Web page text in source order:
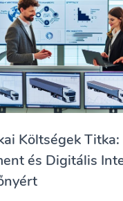
Költségek Titka:
és Digitális